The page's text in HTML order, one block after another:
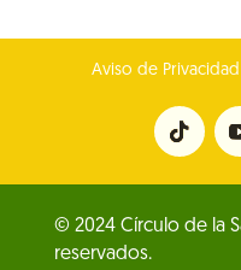
Aviso de Privacidad
© 2024 Círculo de la
reservados.